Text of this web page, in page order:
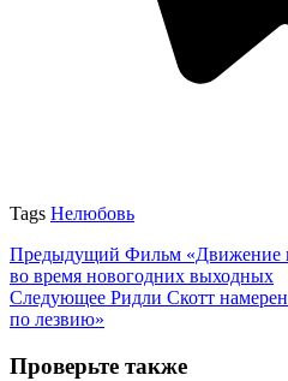
Tags Нелюбовь
Предыдущий Фильм «Движение
во время новогодних выходных
Следующее Ридли Скотт
по лезвию»
Проверьте также